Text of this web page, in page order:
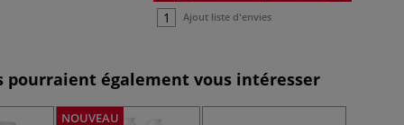
Ajout liste d'envies
pourraient également vous intéresser
NOUVEAU